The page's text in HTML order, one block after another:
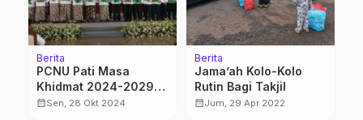
Berita
PCNU Pati Masa
Khidmat 2024-2029
Resmi Dilantik
calendar_monthSen, 28 Okt 2024
Berita
Jama’ah Kolo-Kolo
Rutin Bagi Takjil
calendar_monthJum, 29 Apr 2022